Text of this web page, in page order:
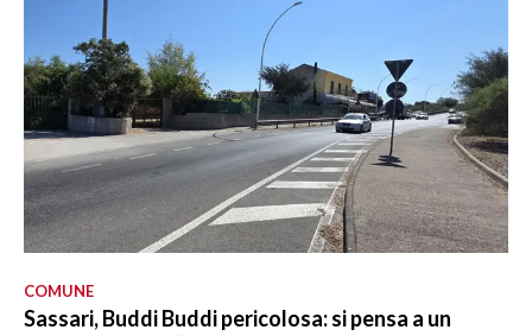
COMUNE
Sassari, Buddi Buddi pericolosa: si pensa a un